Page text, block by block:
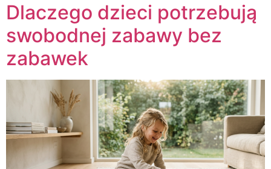
Dlaczego dzieci potrzebują
swobodnej zabawy bez
zabawek